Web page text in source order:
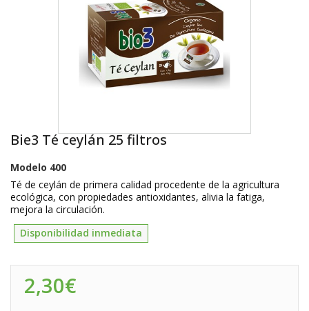
Bie3 Té ceylán 25 filtros
Modelo 400
Té de ceylán de primera calidad procedente de la agricultura
ecológica, con propiedades antioxidantes, alivia la fatiga,
mejora la circulación.
Disponibilidad inmediata
2,30€